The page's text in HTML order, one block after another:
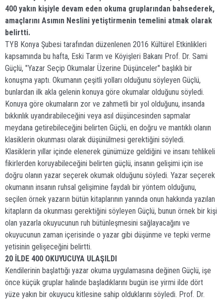
400 yakın kişiyle devam eden okuma gruplarından bahsederek,
amaçlarını Asımın Neslini yetiştirmenin temelini atmak olarak
belirtti.
TYB Konya Şubesi tarafından düzenlenen 2016 Kültürel Etkinlikleri
kapsamında bu hafta, Eski Tarım ve Köyişleri Bakanı Prof. Dr. Sami
Güçlü, "Yazar Seçip Okumalar Üzerine Düşünceler" başlıklı bir
konuşma yaptı. Okumanın çeşitli yolları olduğunu söyleyen Güçlü,
bunlardan ilk akla gelenin konuya göre okumalar olduğunu söyledi.
Konuya göre okumaların zor ve zahmetli bir yol olduğunu, insanda
bıkkınlık uyandırabileceğini veya asıl düşüncesinden sapmalar
meydana getirebileceğini belirten Güçlü, en doğru ve mantıklı olanın
klasiklerin okunması olarak düşünülmesi gerektiğini söyledi.
Klasiklerin yıllar içinde elenerek günümüze geldiğini ve insanı tehlikeli
fikirlerden koruyabileceğini belirten güçlü, insanın gelişimi için ise
doğru olanın yazar seçerek okumak olduğunu söyledi. Yazar seçerek
okumanın insanın ruhsal gelişimine faydalı bir yöntem olduğunu,
seçilen örnek yazarın bütün kitaplarının yanında onun hakkında yazılan
kitapların da okunması gerektiğini söyleyen Güçlü, bunun örnek bir kişi
olan yazarla okuyucunun ruh bütünleşmesini sağlayacağını ve
okuyucunun zaman içerisinde o yazar gibi düşünme ve tepki verme
yetisinin gelişeceğini belirtti.
20 İLDE 400 OKUYUCUYA ULAŞILDI
Kendilerinin başlattığı yazar okuma uygulamasına değinen Güçlü, işe
önce küçük gruplar halinde başladıklarını bugün ise yirmi ilde dört
yüze yakın bir okuyucu kitlesine sahip olduklarını söyledi. Prof. Dr.